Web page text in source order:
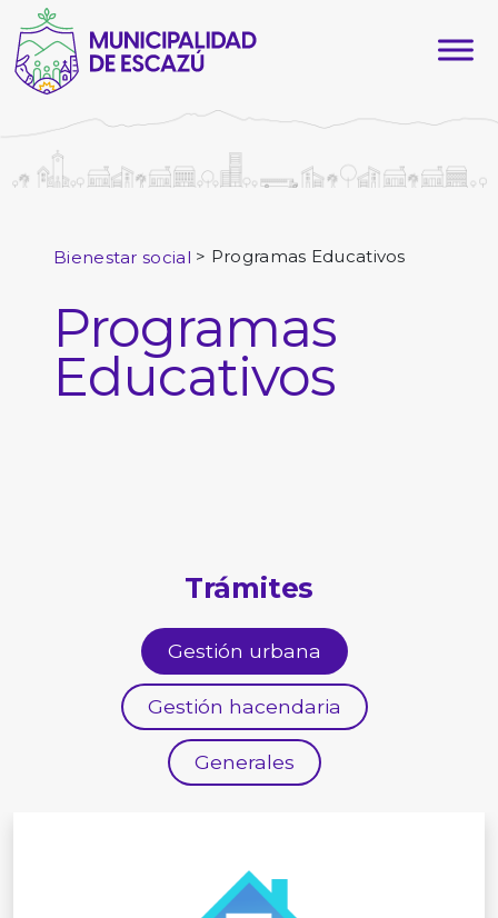
Bienestar social > Programas Educativos
Programas
Educativos
Trámites
Gestión urbana
Gestión hacendaria
Generales